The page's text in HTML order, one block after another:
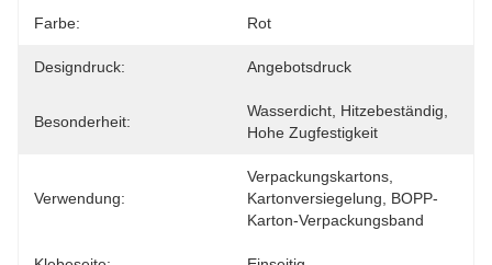
Farbe: Rot
Designdruck: Angebotsdruck
Besonderheit:
Wasserdicht, Hitzebeständig,
Hohe Zugfestigkeit
Verwendung:
Verpackungskartons,
Kartonversiegelung, BOPP-
Karton-Verpackungsband